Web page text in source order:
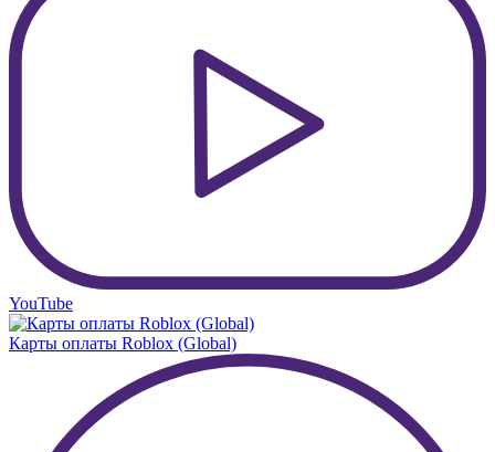
YouTube
Карты оплаты Roblox (Global)